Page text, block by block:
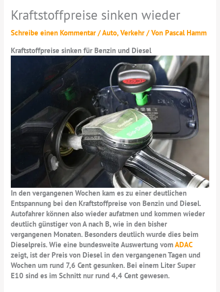
Kraftstoffpreise sinken wieder
Schreibe einen Kommentar /Auto,Verkehr/ VonPascal Hamm
Kraftstoffpreise sinken für Benzin und Diesel
In den vergangenen Wochen kam es zu einer deutlichen
Entspannung bei den Kraftstoffpreise von Benzin und Diesel.
Autofahrer können also wieder aufatmen und kommen wieder
deutlich günstiger von A nach B, wie in den bisher
vergangenen Monaten. Besonders deutlich wurde dies beim
Dieselpreis. Wie eine bundesweite Auswertung vomADAC
zeigt, ist der Preis von Diesel in den vergangenen Tagen und
Wochen um rund 7,6 Cent gesunken. Bei einem Liter Super
E10 sind es im Schnitt nur rund 4,4 Cent gewesen.